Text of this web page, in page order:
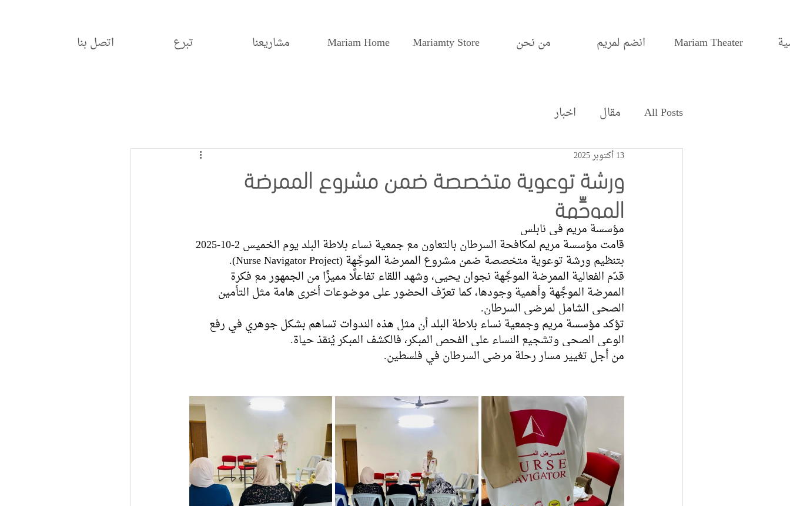
Mariam Theater انضم لمريم من نحن Mariamty Store
Mariam Home مشاريعنا تبرع اتصل بنا
All Posts مقال اخبار
ورشة توعوية متخصصة ضمن مشروع الممرضة
الموجِّهة
13 أكتوبر 2025
مؤسسة مريم في نابلس
قامت مؤسسة مريم لمكافحة السرطان بالتعاون مع جمعية نساء بلاطة البلد يوم الخميس 2-10-2025
بتنظيم ورشة توعوية متخصصة ضمن مشروع الممرضة الموجِّهة (Nurse Navigator Project).
قدّم الفعالية الممرضة الموجِّهة نجوان يحيى، وشهد اللقاء تفاعلًا مميزًا من الجمهور مع فكرة
الممرضة الموجِّهة وأهمية وجودها، كما تعرّف الحضور على موضوعات أخرى هامة مثل التأمين
الصحي الشامل لمرضى السرطان.
تؤكد مؤسسة مريم وجمعية نساء بلاطة البلد أن مثل هذه الندوات تساهم بشكل جوهري في رفع
الوعي الصحي وتشجيع النساء على الفحص المبكر، فالكشف المبكر يُنقذ حياة.
من أجل تغيير مسار رحلة مرضى السرطان في فلسطين.